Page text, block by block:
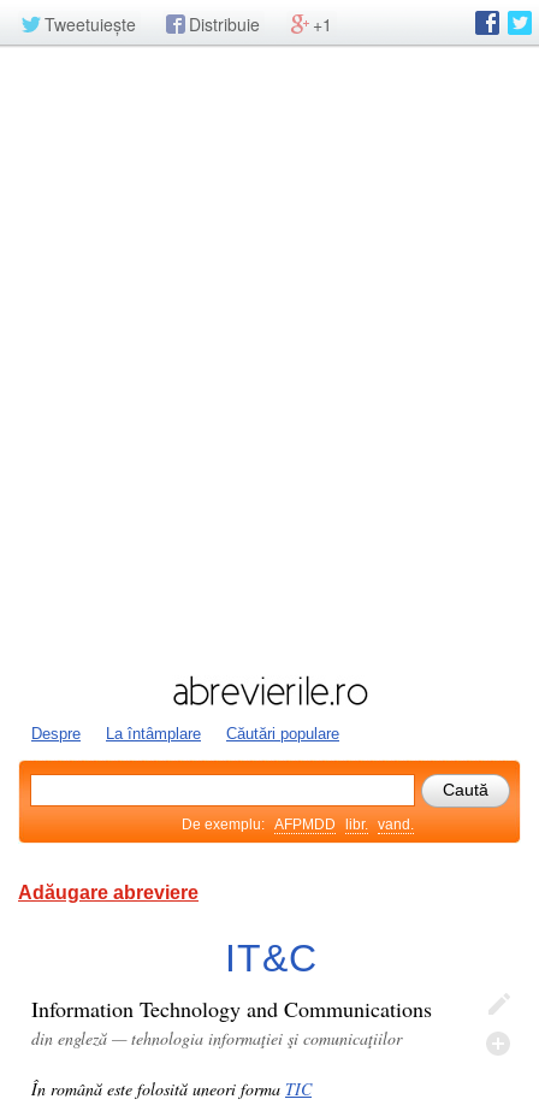
Tweetuiește Distribuie +1
Despre La întâmplare Căutări populare
De exemplu: AFPMDD libr. vand.
Adăugare abreviere
IT&C
Information Technology and Communications
din engleză — tehnologia informaţiei şi comunicaţiilor
În română este folosită uneori forma TIC